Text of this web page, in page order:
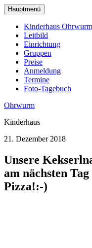
zum
Hauptinhalt
wechseln
Hauptmenü
Kinderhaus Ohrwurm
Leitbild
Einrichtung
Gruppen
Preise
Anmeldung
Termine
Foto-Tagebuch
Ohrwurm
Kinderhaus
21. Dezember 2018
Unsere
am nächsten
Pizza!:-)